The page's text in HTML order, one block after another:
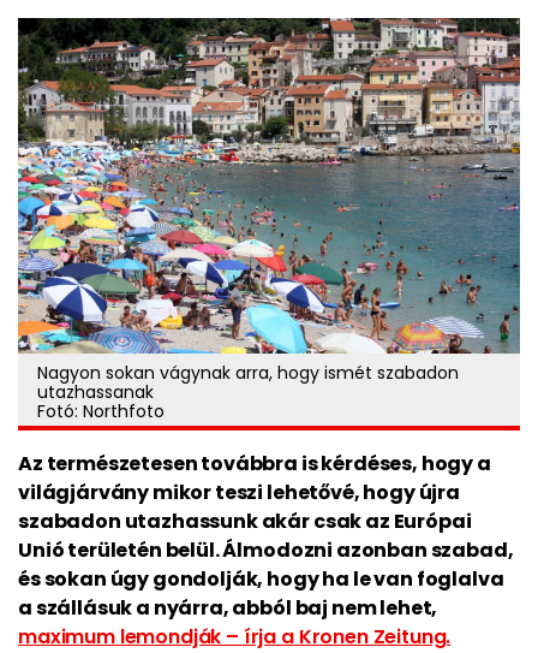
Nagyon sokan vágynak arra, hogy ismét szabadon
utazhassanak
Fotó: Northfoto
Az természetesen továbbra is kérdéses, hogy a
világjárvány mikor teszi lehetővé, hogy újra
szabadon utazhassunk akár csak az Európai
Unió területén belül. Álmodozni azonban szabad,
és sokan úgy gondolják, hogy ha le van foglalva
a szállásuk a nyárra, abból baj nem lehet,
maximum lemondják – írja a Kronen Zeitung.